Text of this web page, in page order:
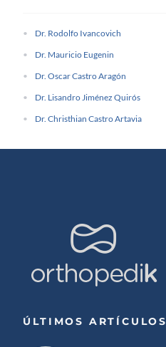
Dr. Rodolfo Ivancovich
Dr. Mauricio Eugenin
Dr. Oscar Castro Aragón
Dr. Lisandro Jiménez Quirós
Dr. Christhian Castro Artavia
ÚLTIMOS ARTÍCULOS